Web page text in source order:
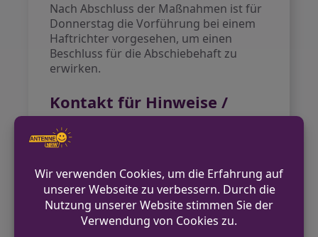
Nach Abschluss der Maßnahmen ist für
Donnerstag die Vorführung bei einem
Haftrichter vorgesehen, um einen
Beschluss für die Abschiebehaft zu
erwirken.
Kontakt für Hinweise /
Pressestelle
Bundespolizeidirektion Sankt Augustin
presse.kle@polizei.bund.de
https://www.bundespolizei.de